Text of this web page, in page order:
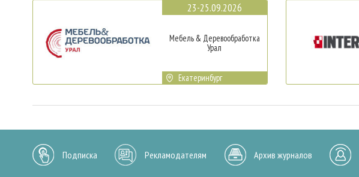
23-25.09.2026
Мебель & Деревообработка
Урал
Екатеринбург
Подписка Рекламодателям Архив журналов